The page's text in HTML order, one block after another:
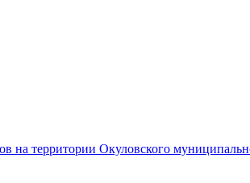
на территории Окуловского